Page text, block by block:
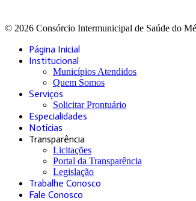
© 2026 Consórcio Intermunicipal de Saúde do
Página Inicial
Institucional
Municípios Atendidos
Quem Somos
Serviços
Solicitar Prontuário
Especialidades
Notícias
Transparência
Licitações
Portal da Transparência
Legislação
Trabalhe Conosco
Fale Conosco